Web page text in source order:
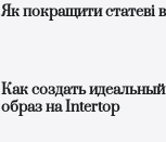
Як покращити статеві
Как создать
образ на Intertop